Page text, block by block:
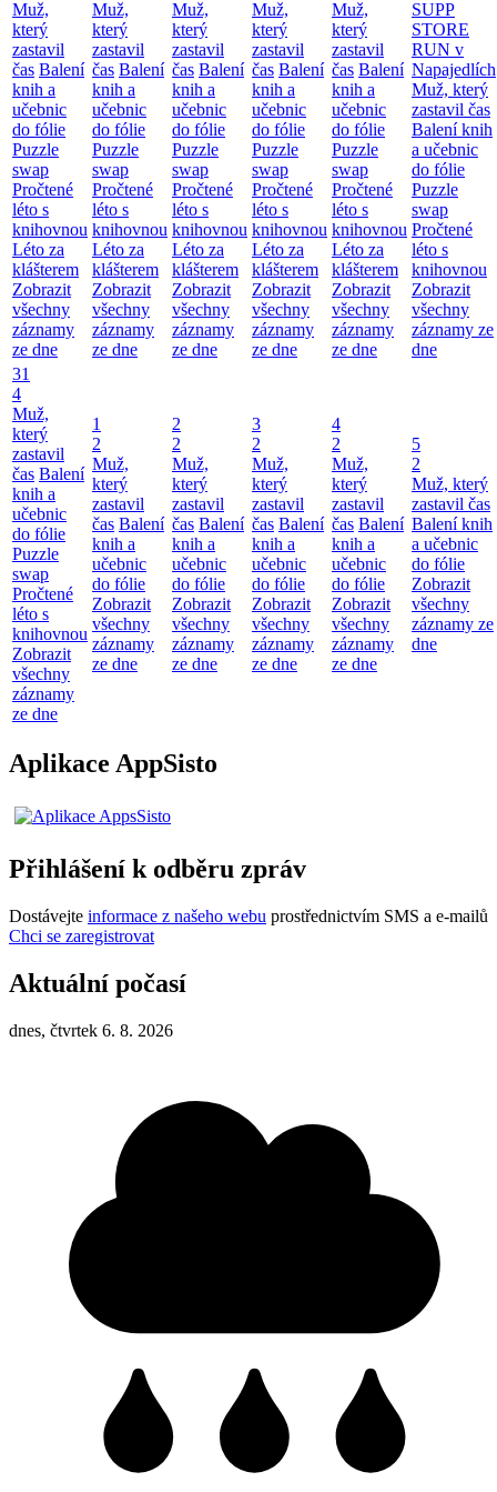
Muž,
který
zastavil
čas Balení
knih a
učebnic
do fólie
Puzzle
swap
Pročtené
léto s
knihovnou
Léto za
klášterem
Zobrazit
všechny
záznamy
ze dne
Muž,
který
zastavil
čas Balení
knih a
učebnic
do fólie
Puzzle
swap
Pročtené
léto s
knihovnou
Léto za
klášterem
Zobrazit
všechny
záznamy
ze dne
Muž,
který
zastavil
čas Balení
knih a
učebnic
do fólie
Puzzle
swap
Pročtené
léto s
knihovnou
Léto za
klášterem
Zobrazit
všechny
záznamy
ze dne
Muž,
který
zastavil
čas Balení
knih a
učebnic
do fólie
Puzzle
swap
Pročtené
léto s
knihovnou
Léto za
klášterem
Zobrazit
všechny
záznamy
ze dne
Muž,
který
zastavil
čas Balení
knih a
učebnic
do fólie
Puzzle
swap
Pročtené
léto s
knihovnou
Léto za
klášterem
Zobrazit
všechny
záznamy
ze dne
SUPP
STORE
RUN v
Napajedlích
Muž, který
zastavil čas
Balení knih
a učebnic
do fólie
Puzzle
swap
Pročtené
léto s
knihovnou
Zobrazit
všechny
záznamy ze
dne
31
4
Muž,
který
zastavil
čas Balení
knih a
učebnic
do fólie
Puzzle
swap
Pročtené
léto s
knihovnou
Zobrazit
všechny
záznamy
ze dne
1
2
Muž,
který
zastavil
čas Balení
knih a
učebnic
do fólie
Zobrazit
všechny
záznamy
ze dne
2
2
Muž,
který
zastavil
čas Balení
knih a
učebnic
do fólie
Zobrazit
všechny
záznamy
ze dne
3
2
Muž,
který
zastavil
čas Balení
knih a
učebnic
do fólie
Zobrazit
všechny
záznamy
ze dne
4
2
Muž,
který
zastavil
čas Balení
knih a
učebnic
do fólie
Zobrazit
všechny
záznamy
ze dne
5
2
Muž, který
zastavil čas
Balení knih
a učebnic
do fólie
Zobrazit
všechny
záznamy ze
dne
Aplikace AppSisto
Přihlášení k odběru zpráv
Dostávejte informace z našeho webu prostřednictvím SMS a e-mailů
Chci se zaregistrovat
Aktuální počasí
dnes, čtvrtek 6. 8. 2026